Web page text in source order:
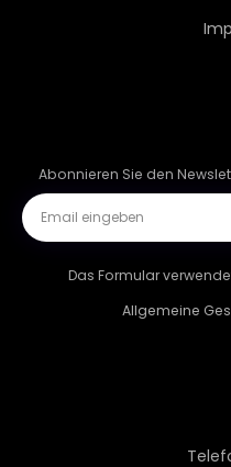
Abonnieren Sie den
Das Formular
Allgemeine